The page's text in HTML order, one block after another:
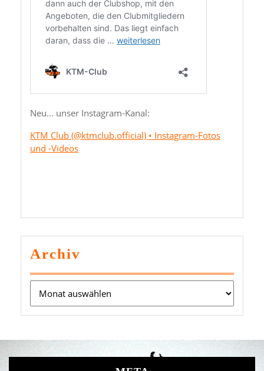
Neu… unser Instagram-Kanal:
KTM Club (@ktmclub.official) • Instagram-Fotos
und -Videos
Archiv